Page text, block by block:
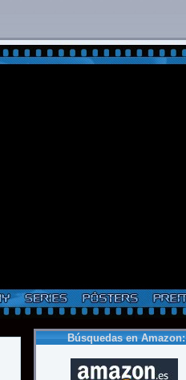
Búsquedas en Amazon: